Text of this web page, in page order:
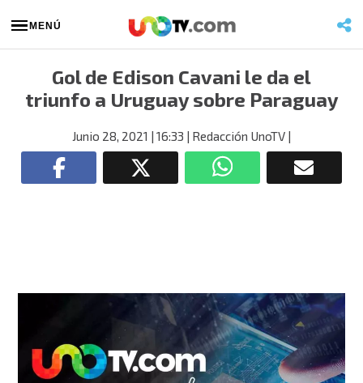
MENÚ
Gol de Edison Cavani le da el
triunfo a Uruguay sobre Paraguay
Junio 28, 2021 | 16:33 | Redacción UnoTV |